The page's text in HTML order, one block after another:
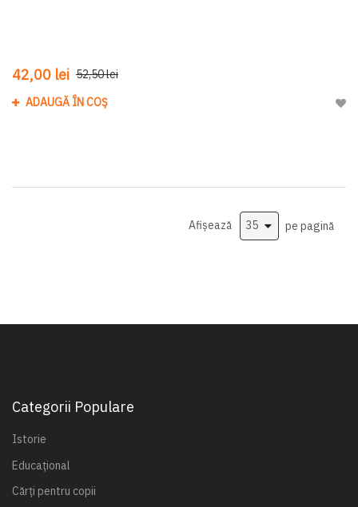
42,00 lei 52,50 lei
ADAUGĂ ÎN COȘ
Afișează pe pagină
Categorii Populare
Istorie
Educațional
Cărți pentru copii